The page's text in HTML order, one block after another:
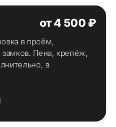
от 4 500 ₽
в проём,
замков. Пена, крепёж,
в